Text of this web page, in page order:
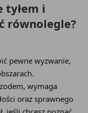
tyłem i
równolegle?
pewne wyzwanie,
wymaga
oraz sprawnego